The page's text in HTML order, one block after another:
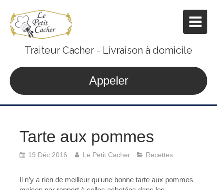
Traiteur Cacher - Livraison à domicile
Appeler
Tarte aux pommes
19 Déc 2016 Le Petit Cacher Recettes
Il n’y a rien de meilleur qu'une bonne tarte aux pommes